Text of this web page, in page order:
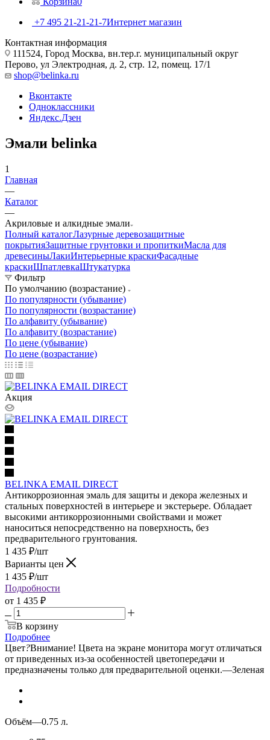
+7 495 21-21-21-7Интернет магазин
Контактная информация
111524, Город Москва, вн.тер.г. муниципальный округ
Перово, ул Электродная, д. 2, стр. 12, помещ. 17/1
shop@belinka.ru
Вконтакте
Одноклассники
Яндекс.Дзен
Эмали belinka
1
Главная
—
Каталог
—
Акриловые и алкидные эмали
Полный каталогЛазурные деревозащитные
покрытияЗащитные грунтовки и пропиткиМасла для
древесиныЛакиИнтерьерные краскиФасадные
краскиШпатлевкаШтукатурка
Фильтр
По умолчанию (возрастание)
По популярности (убывание)
По популярности (возрастание)
По алфавиту (убывание)
По алфавиту (возрастание)
По цене (убывание)
По цене (возрастание)
Акция
BELINKA EMAIL DIRECT
Антикоррозионная эмаль для защиты и декора железных и
стальных поверхностей в интерьере и экстерьере. Обладает
высокими антикоррозионными свойствами и может
наноситься непосредственно на поверхность, без
предварительного грунтования.
1 435 ₽/шт
Варианты цен
1 435 ₽/шт
Подробности
от 1 435 ₽
В корзину
Подробнее
Цвет?Внимание! Цвета на экране монитора могут отличаться
от приведенных из-за особенностей цветопередачи и
предназначены только для предварительной оценки.—Зеленая
Объём—0.75 л.